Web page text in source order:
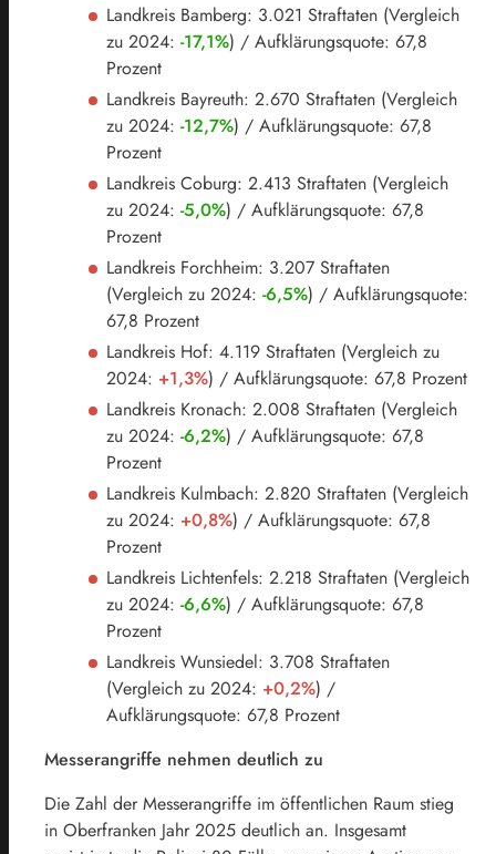
Landkreis Bamberg: 3.021 Straftaten (Vergleich
zu 2024: -17,1%) / Aufklärungsquote: 67,8
Prozent
Landkreis Bayreuth: 2.670 Straftaten (Vergleich
zu 2024: -12,7%) / Aufklärungsquote: 67,8
Prozent
Landkreis Coburg: 2.413 Straftaten (Vergleich
zu 2024: -5,0%) / Aufklärungsquote: 67,8
Prozent
Landkreis Forchheim: 3.207 Straftaten
(Vergleich zu 2024: -6,5%) / Aufklärungsquote:
67,8 Prozent
Landkreis Hof: 4.119 Straftaten (Vergleich zu
2024: +1,3%) / Aufklärungsquote: 67,8 Prozent
Landkreis Kronach: 2.008 Straftaten (Vergleich
zu 2024: -6,2%) / Aufklärungsquote: 67,8
Prozent
Landkreis Kulmbach: 2.820 Straftaten (Vergleich
zu 2024: +0,8%) / Aufklärungsquote: 67,8
Prozent
Landkreis Lichtenfels: 2.218 Straftaten (Vergleich
zu 2024: -6,6%) / Aufklärungsquote: 67,8
Prozent
Landkreis Wunsiedel: 3.708 Straftaten
(Vergleich zu 2024: +0,2%) /
Aufklärungsquote: 67,8 Prozent
Messerangriffe nehmen deutlich zu
Die Zahl der Messerangriffe im öffentlichen Raum stieg
in Oberfranken Jahr 2025 deutlich an. Insgesamt